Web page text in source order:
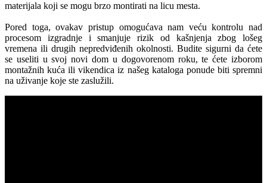
materijala koji se mogu brzo montirati na licu mesta.
Pored toga, ovakav pristup omogućava nam veću kontrolu nad
procesom izgradnje i smanjuje rizik od kašnjenja zbog lošeg
vremena ili drugih nepredviđenih okolnosti. Budite sigurni da ćete
se useliti u svoj novi dom u dogovorenom roku, te ćete izborom
montažnih kuća ili vikendica iz našeg kataloga ponude biti spremni
na uživanje koje ste zaslužili.